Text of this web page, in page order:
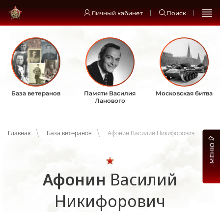
Личный кабинет Поиск
База ветеранов
Памяти Василия
Ланового
Московская битва
Главная База ветеранов Афонин Василий Никифорович
Афонин Василий
Никифорович
МЕНЮ